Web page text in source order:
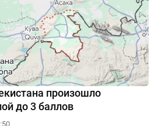
произошло
до 3 баллов